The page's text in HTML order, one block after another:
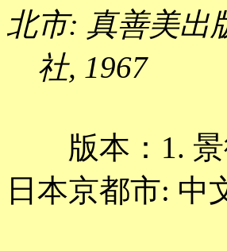
北市: 真善美出
社, 1967
版本：1. 景
日本京都市: 中